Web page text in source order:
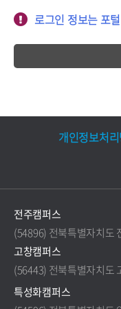
로그인 정보는 포
개인정보처
전주캠퍼스
(54896) 전북특별자치도
고창캠퍼스
(56443) 전북특별자치도
특성화캠퍼스